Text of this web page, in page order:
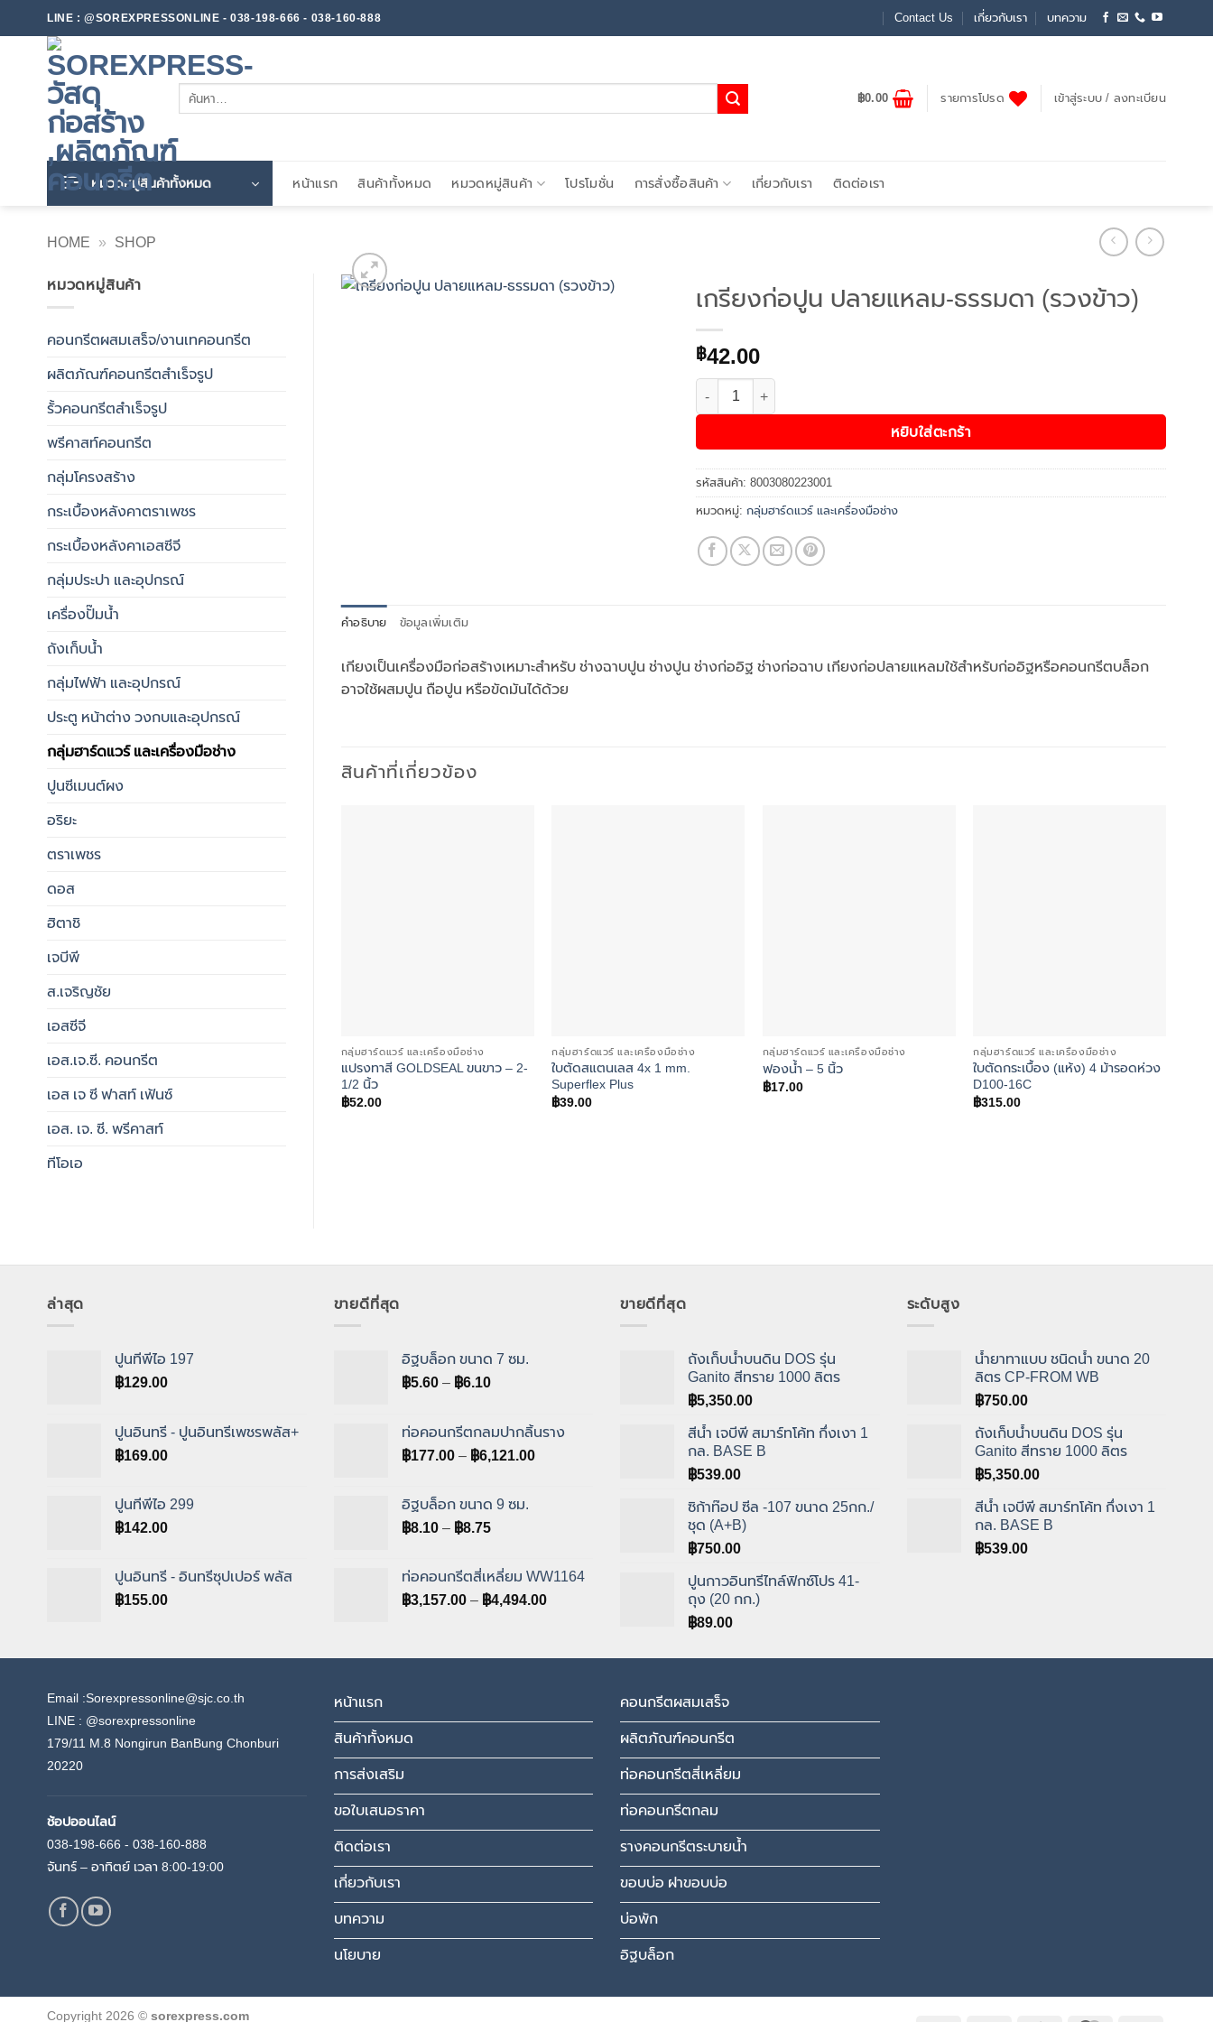
ไป
LINE : @SOREXPRESSONLINE - 038-198-666 - 038-160-888 Contact Us เกี่ยวกับเรา บทความ
ค้นหา:
฿0.00 รายการโปรด เข้าสู่ระบบ / ลงทะเบียน
หมวดหมู่สินค้าทั้งหมด หน้าแรก สินค้าทั้งหมด หมวดหมู่สินค้า โปรโมชั่น การสั่งซื้อสินค้า เกี่ยวกับเรา ติดต่อเรา
HOME » SHOP
หมวดหมู่สินค้า
คอนกรีตผสมเสร็จ/งานเทคอนกรีต
ผลิตภัณฑ์คอนกรีตสำเร็จรูป
รั้วคอนกรีตสำเร็จรูป
พรีคาสท์คอนกรีต
กลุ่มโครงสร้าง
กระเบื้องหลังคาตราเพชร
กระเบื้องหลังคาเอสซีจี
กลุ่มประปา และอุปกรณ์
เครื่องปั๊มน้ำ
ถังเก็บน้ำ
กลุ่มไฟฟ้า และอุปกรณ์
ประตู หน้าต่าง วงกบและอุปกรณ์
กลุ่มฮาร์ดแวร์ และเครื่องมือช่าง
ปูนซีเมนต์ผง
อริยะ
ตราเพชร
ดอส
ฮิตาชิ
เจบีพี
ส.เจริญชัย
เอสซีจี
เอส.เจ.ซี. คอนกรีต
เอส เจ ซี ฟาสท์ เฟ้นซ์
เอส. เจ. ซี. พรีคาสท์
ทีโอเอ
เกรียงก่อปูน ปลายแหลม-ธรรมดา (รวงข้าว)
฿42.00
จำนวน เกรียงก่อปูน ปลายแหลม-ธรรมดา (รวงข้าว) ชิ้น
หยิบใส่ตะกร้า
รหัสสินค้า:8003080223001
หมวดหมู่:กลุ่มฮาร์ดแวร์ และเครื่องมือช่าง
คำอธิบาย ข้อมูลเพิ่มเติม
เกียงเป็นเครื่องมือก่อสร้างเหมาะสำหรับ ช่างฉาบปูน ช่างปูน ช่างก่ออิฐ ช่างก่อฉาบ เกียงก่อปลายแหลมใช้สำหรับก่ออิฐหรือคอนกรีตบล็อก
อาจใช้ผสมปูน ถือปูน หรือขัดมันได้ด้วย
สินค้าที่เกี่ยวข้อง
กลุ่มฮาร์ดแวร์ และเครื่องมือช่าง
แปรงทาสี GOLDSEAL ขนขาว – 2-
1/2 นิ้ว
฿52.00
กลุ่มฮาร์ดแวร์ และเครื่องมือช่าง
ใบตัดสแตนเลส 4x 1 mm.
Superflex Plus
฿39.00
กลุ่มฮาร์ดแวร์ และเครื่องมือช่าง
ฟองน้ำ – 5 นิ้ว
฿17.00
กลุ่มฮาร์ดแวร์ และเครื่องมือช่าง
ใบตัดกระเบื้อง (แห้ง) 4 ม้ารอดห่วง
D100-16C
฿315.00
ล่าสุด
ปูนทีพีไอ 197
฿129.00
ปูนอินทรี - ปูนอินทรีเพชรพลัส+
฿169.00
ปูนทีพีไอ 299
฿142.00
ปูนอินทรี - อินทรีซุปเปอร์ พลัส
฿155.00
ขายดีที่สุด
อิฐบล็อก ขนาด 7 ซม.
฿5.60 – ฿6.10Price
through
฿6.10
ท่อคอนกรีตกลมปากลิ้นราง
฿177.00 – ฿6,121.00Price
อิฐบล็อก ขนาด 9 ซม.
฿8.10 – ฿8.75Price
฿8.10
through
฿8.75
ท่อคอนกรีตสี่เหลี่ยม WW1164
฿3,157.00 – ฿4,494.00Price
through
ขายดีที่สุด
ถังเก็บน้ำบนดิน DOS รุ่น
Ganito สีทราย 1000 ลิตร
฿5,350.00
สีน้ำ เจบีพี สมาร์ทโค้ท กึ่งเงา 1
กล. BASE B
฿539.00
ซิก้าท๊อป ซีล -107 ขนาด 25กก./
ชุด (A+B)
฿750.00
ปูนกาวอินทรีไทล์ฟิกซ์โปร 41-
ถุง (20 กก.)
฿89.00
ระดับสูง
น้ำยาทาแบบ ชนิดน้ำ ขนาด 20
ลิตร CP-FROM WB
฿750.00
ถังเก็บน้ำบนดิน DOS รุ่น
Ganito สีทราย 1000 ลิตร
฿5,350.00
สีน้ำ เจบีพี สมาร์ทโค้ท กึ่งเงา 1
กล. BASE B
฿539.00
Email :Sorexpressonline@sjc.co.th
LINE : @sorexpressonline
179/11 M.8 Nongirun BanBung Chonburi
20220
ช้อปออนไลน์
038-198-666 - 038-160-888
จันทร์ – อาทิตย์ เวลา 8:00-19:00
หน้าแรก
สินค้าทั้งหมด
การส่งเสริม
ขอใบเสนอราคา
ติดต่อเรา
เกี่ยวกับเรา
บทความ
นโยบาย
คอนกรีตผสมเสร็จ
ผลิตภัณฑ์คอนกรีต
ท่อคอนกรีตสี่เหลี่ยม
ท่อคอนกรีตกลม
รางคอนกรีตระบายน้ำ
ขอบบ่อ ฝาขอบบ่อ
บ่อพัก
อิฐบล็อก
Copyright 2026 © sorexpress.com